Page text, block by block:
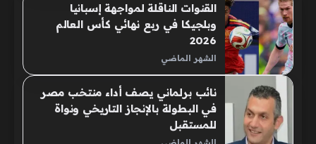
القنوات الناقلة لمواجهة إسبانيا
وبلجيكا في ربع نهائي كأس العالم
2026
الشهر الماضي
نائب برلماني يصف أداء منتخب مصر
في البطولة بالإنجاز التاريخي ونواة
للمستقبل
الشهر الماضي